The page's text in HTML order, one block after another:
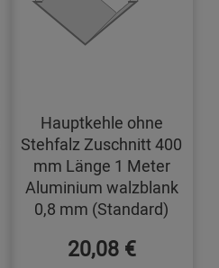
Hauptkehle ohne
Stehfalz Zuschnitt 400
mm Länge 1 Meter
Aluminium walzblank
0,8 mm (Standard)
20,08 €